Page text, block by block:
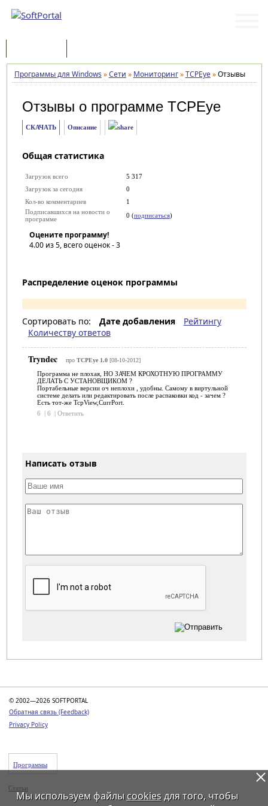
Программы для Windows »Сети » Мониторинг»TCPEye»Отзывы
Отзывы о программе TCPEye
СКАЧАТЬ Описание
Общая статистика
Загрузок всего
5 317
Загрузок за сегодня
0
Кол-во комментариев
1
Подписавшихся на новости о
программе
0 (подписаться)
Оцените программу!
4.00из 5, всего оценок -3
Распределение оценок программы
Сортировать по: Дате добавления
Рейтингу
Количеству ответов
Tryndec про TCPEye 1.0[08-10-2012]
Программа не плохая, НО ЗАЧЕМ КРОХОТНУЮ ПРОГРАММУ
ДЕЛАТЬ С УСТАНОВЩИКОМ ?
Портабельные версии оч неплохи , удобны. Самому в виртульной
системе делать или редактировать после распаковки код - зачем ?
Есть тот-же TcpView,CurrPort.
6
| 6 | Ответить
Написать отзыв
© 2002—2026 SOFTPORTAL
Обратная связь (Feedback)
Privacy Policy
Программы
Статьи
Мы используем файлы cookiesдля того, чтобы